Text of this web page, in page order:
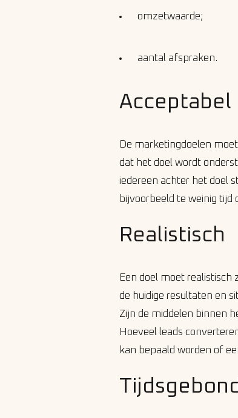
omzetwaarde;
aantal afspraken.
Acceptabel
De marketingdoelen
dat het doel wordt
iedereen achter het doel
bijvoorbeeld te weinig
Realistisch
Een doel moet
de huidige resultaten en
Zijn de middelen binnen
Hoeveel leads
kan bepaald worden of